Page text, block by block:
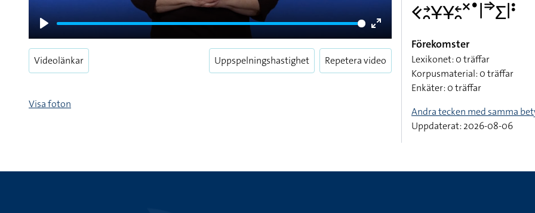
Play
Enter
fullscreen
Videolänkar Uppspelningshastighet Repetera video
Visa foton
􌤑􌥔􌥘􌥃􌥃􌥓􌥘􌦎􌤟􌥼􌦆􌤥􌥼􌥻
Förekomster
Lexikonet: 0 träffar
Korpusmaterial: 0 träffar
Enkäter: 0 träffar
Andra tecken med samma
Uppdaterat: 2026-08-06